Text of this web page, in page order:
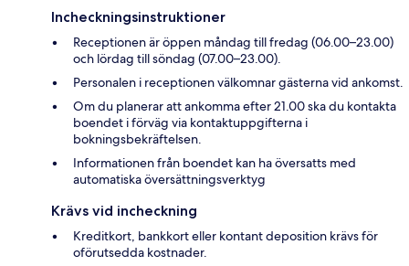
Incheckningsinstruktioner
Receptionen är öppen måndag till fredag (06.00–23.00)
och lördag till söndag (07.00–23.00).
Personalen i receptionen välkomnar gästerna vid ankomst.
Om du planerar att ankomma efter 21.00 ska du kontakta
boendet i förväg via kontaktuppgifterna i
bokningsbekräftelsen.
Informationen från boendet kan ha översatts med
automatiska översättningsverktyg
Krävs vid incheckning
Kreditkort, bankkort eller kontant deposition krävs för
oförutsedda kostnader.